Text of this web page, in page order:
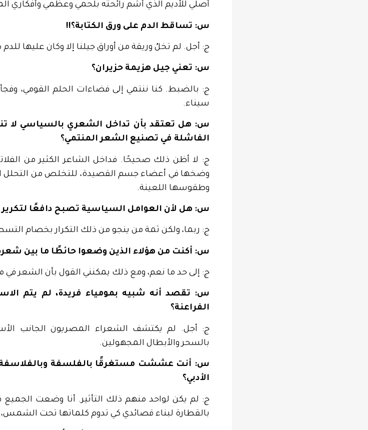
أصلي للأديم الذي أشم رائحته بلحمي وعظمي
س: تساقط الدم على ورق الكتابة؟!!
ج: أجل. لم تخلُ وريقة من أوراق جيلنا إلا وكان عليها
س: تعني جيل هزيمة حزيران؟
ج: بالضبط. كنا ننتمي إلى فضاءات الحلم القومي،
سيناء.
س: هل تعتقد بأن تداخل الشعري بالسياسي لا
الفاشلة في تصنيع الشعر المنتمي؟
ج: لا أظن ذلك صحيحًا. فداخل الشاعر الكثير من
وضخها في أعضاء جسم القصيدة، للتخلص من التحلل
وطقوسها اللعينة.
س: هل لأن العوامل السياسية تصبح دافعًا لتكرير
ج: ربما، ولكن ثمة من ينجو من ذلك التكرار بخصام
س: أكنت من هؤلاء الذين وضعوا حائطًا ما بين
ج: إلى حد ما نعم، ومع ذلك يمكنني القول بأن الشعر
س: تقصد أنه شبيه بمومياء فريدة، لم يتم
الفراعنة؟
ج: أجل. لم يكتشف الشعراء المصريون الجانب
بالسحر والأبطال المجهولين.
س: أنت عششت مستغرقًا بالفلسفة وبالفلاسفة،
الأدبي؟
ج: لم يكن لواحد منهم ذلك التأثير. أنا وضعت
بالقطارة لبناء قصائدي كي تدوم كلماتها تحت الشمس،